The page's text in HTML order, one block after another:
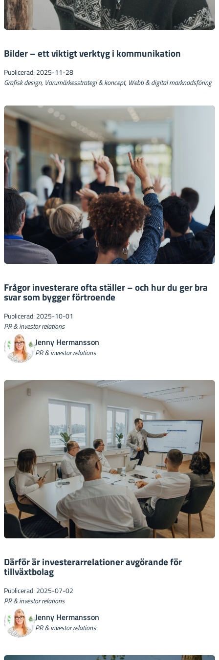
Bilder – ett viktigt verktyg i kommunikation
Publicerad: 2025-11-28
Grafisk design, Varumärkesstrategi & koncept, Webb & digital marknadsföring
Frågor investerare ofta ställer – och hur du ger bra
svar som bygger förtroende
Publicerad: 2025-10-01
PR & investor relations
Jenny Hermansson
PR & investor relations
Därför är investerarrelationer avgörande för
tillväxtbolag
Publicerad: 2025-07-02
PR & investor relations
Jenny Hermansson
PR & investor relations